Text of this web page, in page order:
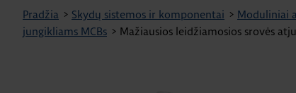
Pradžia > Skydų sistemos ir komponentai > Moduliniai
jungikliams MCBs > Mažiausios leidžiamosios srovės